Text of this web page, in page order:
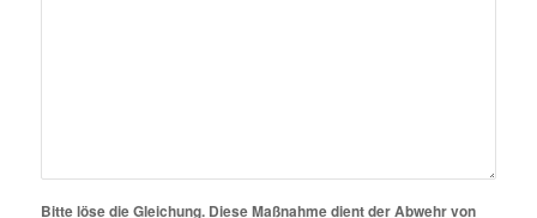
Bitte löse die Gleichung. Diese Maßnahme dient der Abwehr von